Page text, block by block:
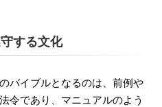
する文化
バイブルとなるのは、前例や
令であり、マニュアルのよう